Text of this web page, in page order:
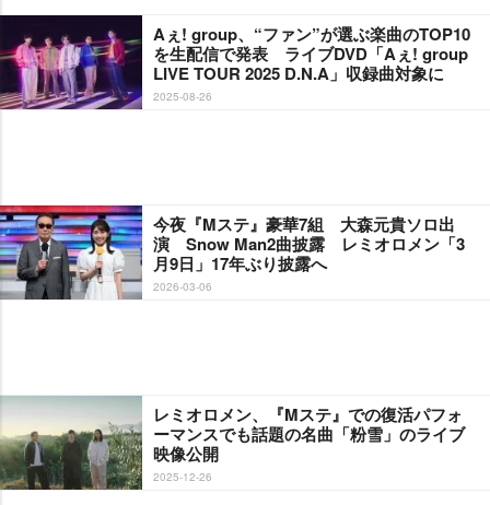
Aぇ! group、“ファン”が選ぶ楽曲のTOP10
を生配信で発表 ライブDVD「Aぇ! group
LIVE TOUR 2025 D.N.A」収録曲対象に
2025-08-26
今夜『Mステ』豪華7組 大森元貴ソロ出
演 Snow Man2曲披露 レミオロメン「3
月9日」17年ぶり披露へ
2026-03-06
レミオロメン、『Mステ』での復活パフォ
ーマンスでも話題の名曲「粉雪」のライブ
映像公開
2025-12-26